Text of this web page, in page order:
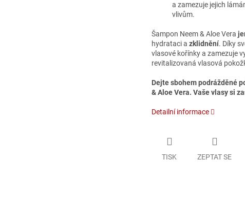
a zamezuje jejich
vlivům.
Šampon Neem & Aloe Vera
hydrataci a zklidnění. Díky
vlasové kořínky a zamezuje
revitalizovaná vlasová
Dejte sbohem podrážděné
& Aloe Vera. Vaše vlasy si
Detailní informace
TISK ZEPTAT SE